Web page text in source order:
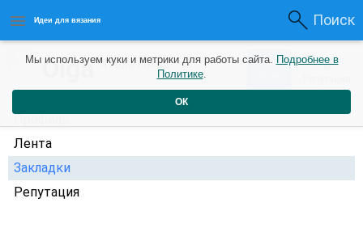
Идеи для вязания Поиск
Olga4 года назад 0 0
Профиль
Лента
Закладки
Репутация
Мы используем куки и метрики для работы сайта. Подробнее в
Политике.
ОК